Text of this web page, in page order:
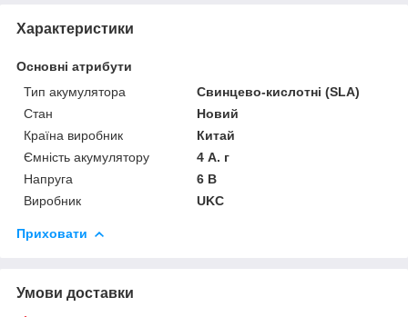
Характеристики
Основні атрибути
Тип акумулятора
Свинцево-кислотні (SLA)
Стан
Новий
Країна виробник
Китай
Ємність акумулятору
4 А. г
Напруга
6 В
Виробник
UKC
Приховати
Умови доставки